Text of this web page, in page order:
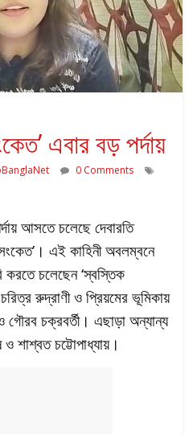
এবার বড় পর্দায়
0 Comments
আসতে চলেছে দেবারতি
এই কাহিনী অবলম্বনে
করতে চলেছেন ‘স্বস্তিক
রুদ্রাণী ও প্রিয়মের ভূমিকায়
চক্রবর্তী। এছাড়া অন্যান্য
শাশ্বত চট্টোপাধ্যায়।